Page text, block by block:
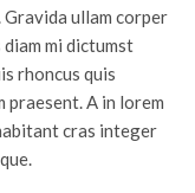
ullam corper
mi dictumst
rhoncus quis
praesent. A in lorem
cras integer